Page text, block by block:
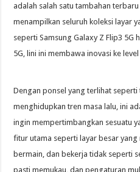
adalah salah satu tambahan
menampilkan seluruh koleksi layar
seperti Samsung Galaxy Z Flip3 5G
5G, lini ini membawa inovasi ke
Dengan ponsel yang terlihat
menghidupkan tren masa lalu, ini
ingin mempertimbangkan sesuatu
fitur utama seperti layar besar
bermain, dan bekerja tidak seperti
pasti memukau, dan pengaturan